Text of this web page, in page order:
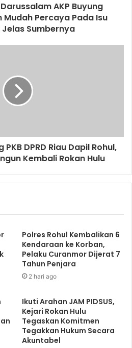
AKP Buyung
Percaya Pada Isu
Jelas Sumbernya
DPRD Riau Dapil Rohul,
Kembali Rokan Hulu
Polres Rohul Kembalikan 6
Kendaraan ke Korban,
Pelaku Curanmor Dijerat 7
Tahun Penjara
2 hari ago
Ikuti Arahan JAM PIDSUS,
Kejari Rokan Hulu
Tegaskan Komitmen
Tegakkan Hukum Secara
Akuntabel